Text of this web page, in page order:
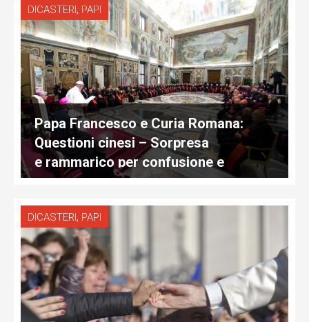
DICASTERI, PAPI
Papa Francesco e Curia Romana:
Questioni cinesi – Sorpresa
e rammarico per confusione e
polemiche
DICASTERI, PAPI